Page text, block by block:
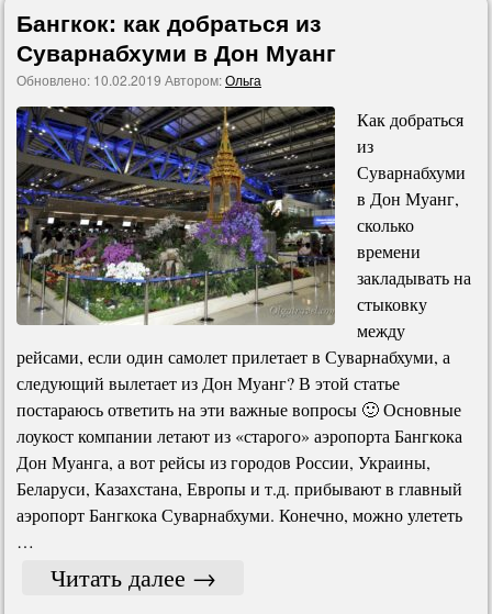
Бангкок: как добраться из
Суварнабхуми в Дон Муанг
Обновлено: 10.02.2019 Автором:Ольга
Как добраться
из
Суварнабхуми
в Дон Муанг,
сколько
времени
закладывать на
стыковку
между
рейсами, если один самолет прилетает в Суварнабхуми, а
следующий вылетает из Дон Муанг? В этой статье
постараюсь ответить на эти важные вопросы 🙂 Основные
лоукост компании летают из «старого» аэропорта Бангкока
Дон Муанга, а вот рейсы из городов России, Украины,
Беларуси, Казахстана, Европы и т.д. прибывают в главный
аэропорт Бангкока Суварнабхуми. Конечно, можно улететь
…
Читать далее →